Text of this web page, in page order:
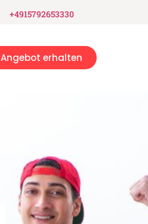
+4915792653330
Angebot erhalten